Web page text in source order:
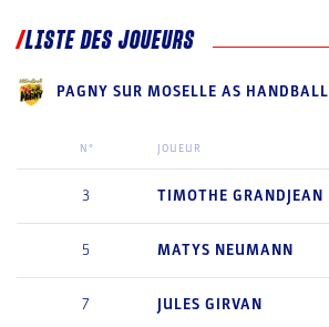
LISTE DES JOUEURS
PAGNY SUR MOSELLE AS HANDBALL
N° JOUEUR
3 TIMOTHE GRANDJEAN
5 MATYS NEUMANN
7 JULES GIRVAN